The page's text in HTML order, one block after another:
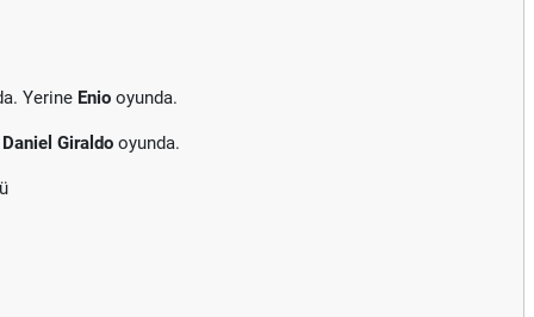
Yerine Enio oyunda.
Daniel Giraldo oyunda.